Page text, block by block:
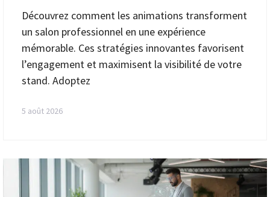
Découvrez comment les animations transforment
un salon professionnel en une expérience
mémorable. Ces stratégies innovantes favorisent
l’engagement et maximisent la visibilité de votre
stand. Adoptez
5 août 2026